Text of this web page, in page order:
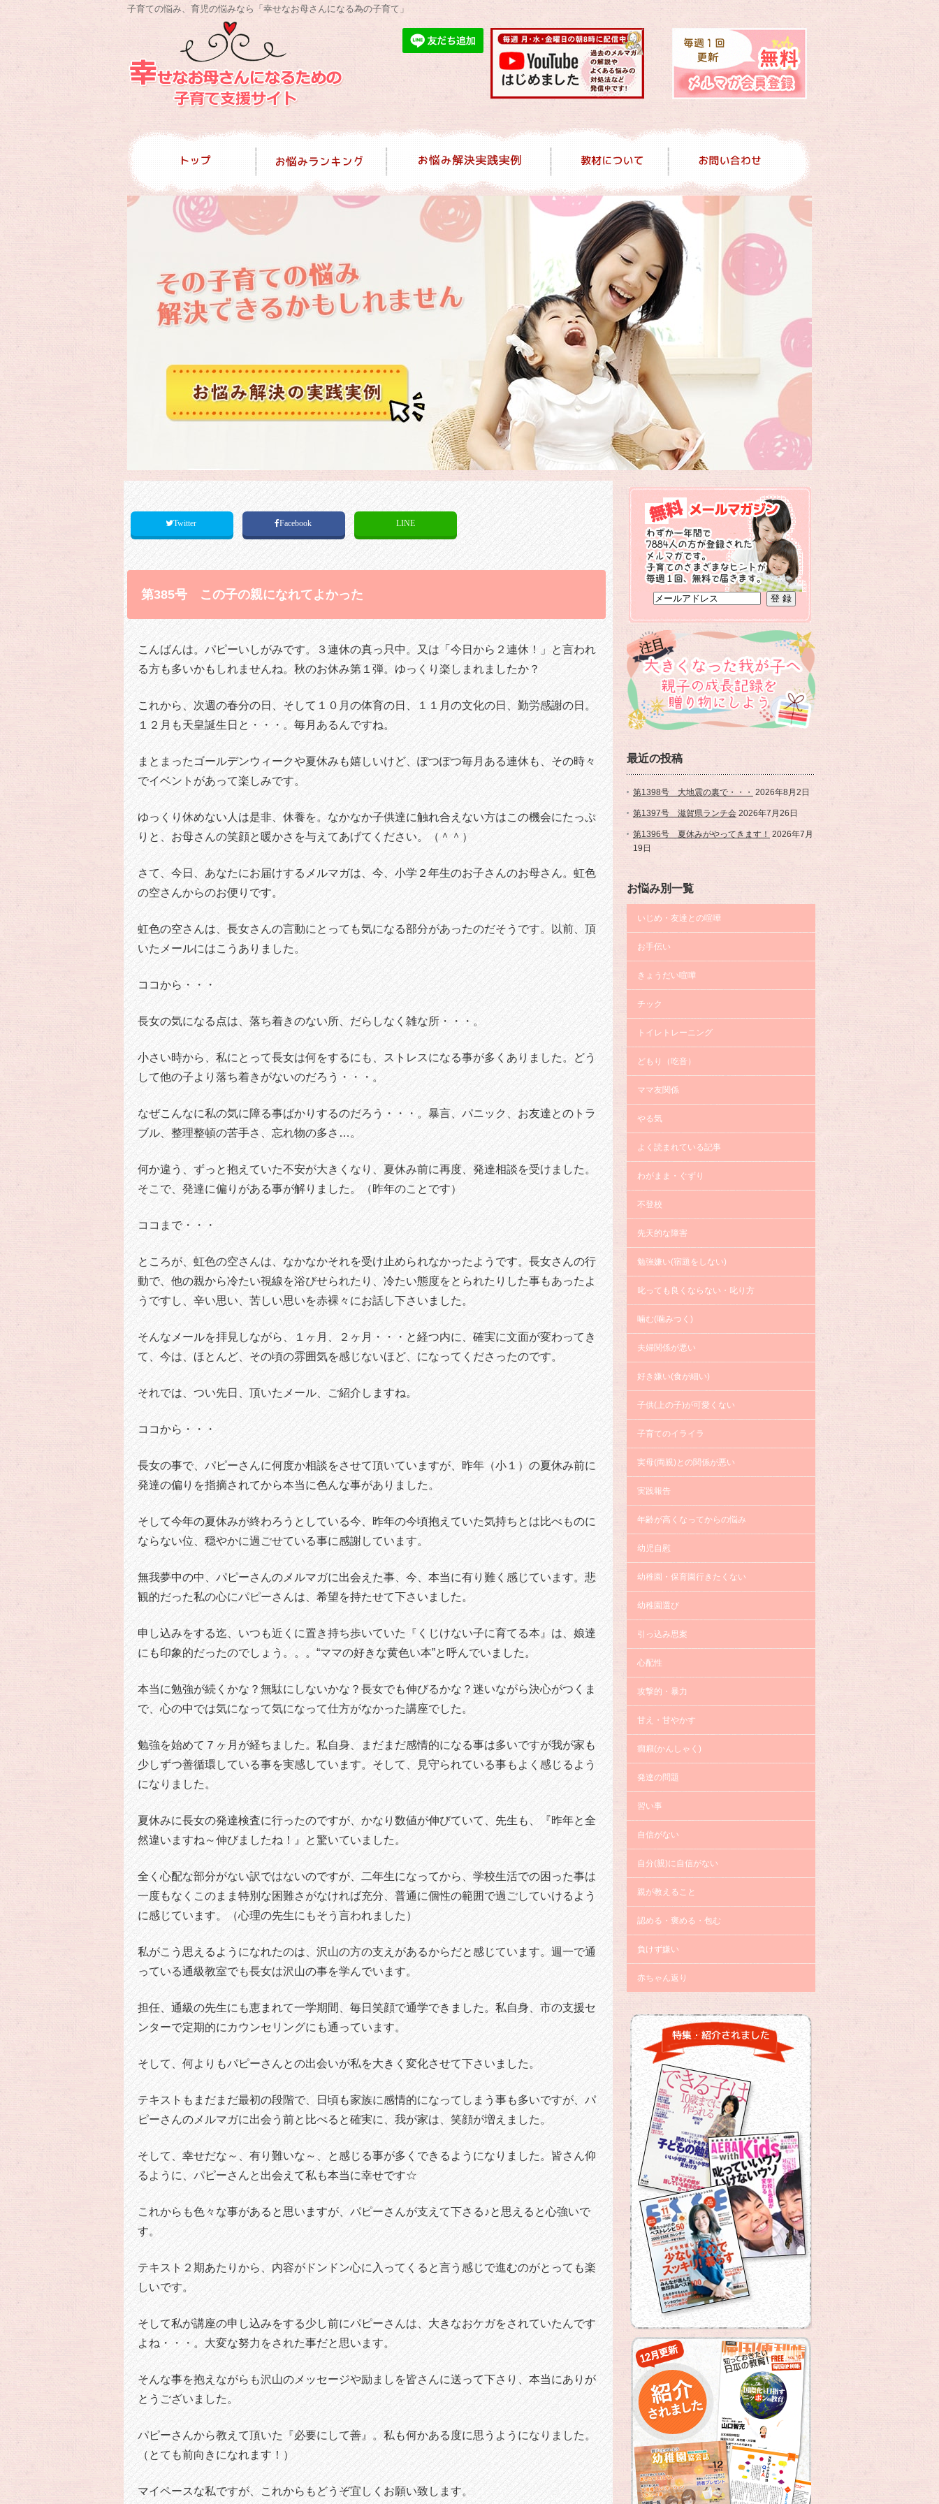
子育ての悩み、育児の悩みなら「幸せなお母さんになる為の子育て」
Twitter Facebook LINE
第385号 この子の親になれてよかった
こんばんは。パピーいしがみです。３連休の真っ只中。又は「今日から２連休！」と言われ
る方も多いかもしれませんね。秋のお休み第１弾。ゆっくり楽しまれましたか？
これから、次週の春分の日、そして１０月の体育の日、１１月の文化の日、勤労感謝の日。
１２月も天皇誕生日と・・・。毎月あるんですね。
まとまったゴールデンウィークや夏休みも嬉しいけど、ぽつぽつ毎月ある連休も、その時々
でイベントがあって楽しみです。
ゆっくり休めない人は是非、休養を。なかなか子供達に触れ合えない方はこの機会にたっぷ
りと、お母さんの笑顔と暖かさを与えてあげてください。（＾＾）
さて、今日、あなたにお届けするメルマガは、今、小学２年生のお子さんのお母さん。虹色
の空さんからのお便りです。
虹色の空さんは、長女さんの言動にとっても気になる部分があったのだそうです。以前、頂
いたメールにはこうありました。
ココから・・・
長女の気になる点は、落ち着きのない所、だらしなく雑な所・・・。
小さい時から、私にとって長女は何をするにも、ストレスになる事が多くありました。どう
して他の子より落ち着きがないのだろう・・・。
なぜこんなに私の気に障る事ばかりするのだろう・・・。暴言、パニック、お友達とのトラ
ブル、整理整頓の苦手さ、忘れ物の多さ…。
何か違う、ずっと抱えていた不安が大きくなり、夏休み前に再度、発達相談を受けました。
そこで、発達に偏りがある事が解りました。（昨年のことです）
ココまで・・・
ところが、虹色の空さんは、なかなかそれを受け止められなかったようです。長女さんの行
動で、他の親から冷たい視線を浴びせられたり、冷たい態度をとられたりした事もあったよ
うですし、辛い思い、苦しい思いを赤裸々にお話し下さいました。
そんなメールを拝見しながら、１ヶ月、２ヶ月・・・と経つ内に、確実に文面が変わってき
て、今は、ほとんど、その頃の雰囲気を感じないほど、になってくださったのです。
それでは、つい先日、頂いたメール、ご紹介しますね。
ココから・・・
長女の事で、パピーさんに何度か相談をさせて頂いていますが、昨年（小１）の夏休み前に
発達の偏りを指摘されてから本当に色んな事がありました。
そして今年の夏休みが終わろうとしている今、昨年の今頃抱えていた気持ちとは比べものに
ならない位、穏やかに過ごせている事に感謝しています。
無我夢中の中、パピーさんのメルマガに出会えた事、今、本当に有り難く感じています。悲
観的だった私の心にパピーさんは、希望を持たせて下さいました。
申し込みをする迄、いつも近くに置き持ち歩いていた『くじけない子に育てる本』は、娘達
にも印象的だったのでしょう。。。“ママの好きな黄色い本”と呼んでいました。
本当に勉強が続くかな？無駄にしないかな？長女でも伸びるかな？迷いながら決心がつくま
で、心の中では気になって気になって仕方がなかった講座でした。
勉強を始めて７ヶ月が経ちました。私自身、まだまだ感情的になる事は多いですが我が家も
少しずつ善循環している事を実感しています。そして、見守られている事もよく感じるよう
になりました。
夏休みに長女の発達検査に行ったのですが、かなり数値が伸びていて、先生も、『昨年と全
然違いますね～伸びましたね！』と驚いていました。
全く心配な部分がない訳ではないのですが、二年生になってから、学校生活での困った事は
一度もなくこのまま特別な困難さがなければ充分、普通に個性の範囲で過ごしていけるよう
に感じています。（心理の先生にもそう言われました）
私がこう思えるようになれたのは、沢山の方の支えがあるからだと感じています。週一で通
っている通級教室でも長女は沢山の事を学んでいます。
担任、通級の先生にも恵まれて一学期間、毎日笑顔で通学できました。私自身、市の支援セ
ンターで定期的にカウンセリングにも通っています。
そして、何よりもパピーさんとの出会いが私を大きく変化させて下さいました。
テキストもまだまだ最初の段階で、日頃も家族に感情的になってしまう事も多いですが、パ
ピーさんのメルマガに出会う前と比べると確実に、我が家は、笑顔が増えました。
そして、幸せだな～、有り難いな～、と感じる事が多くできるようになりました。皆さん仰
るように、パピーさんと出会えて私も本当に幸せです☆
これからも色々な事があると思いますが、パピーさんが支えて下さる♪と思えると心強いで
す。
テキスト２期あたりから、内容がドンドン心に入ってくると言う感じで進むのがとっても楽
しいです。
そして私が講座の申し込みをする少し前にパピーさんは、大きなおケガをされていたんです
よね・・・。大変な努力をされた事だと思います。
そんな事を抱えながらも沢山のメッセージや励ましを皆さんに送って下さり、本当にありが
とうございました。
パピーさんから教えて頂いた『必要にして善』。私も何かある度に思うようになりました。
（とても前向きになれます！）
マイペースな私ですが、これからもどうぞ宜しくお願い致します。
最近の投稿
第1398号 大地震の裏で・・・ 2026年8月2日
第1397号 滋賀県ランチ会 2026年7月26日
第1396号 夏休みがやってきます！ 2026年7月
19日
お悩み別一覧
いじめ・友達との喧嘩
お手伝い
きょうだい喧嘩
チック
トイレトレーニング
どもり（吃音）
ママ友関係
やる気
よく読まれている記事
わがまま・ぐずり
不登校
先天的な障害
勉強嫌い(宿題をしない)
叱っても良くならない・叱り方
噛む(噛みつく)
夫婦関係が悪い
好き嫌い(食が細い)
子供(上の子)が可愛くない
子育てのイライラ
実母(両親)との関係が悪い
実践報告
年齢が高くなってからの悩み
幼児自慰
幼稚園・保育園行きたくない
幼稚園選び
引っ込み思案
心配性
攻撃的・暴力
甘え・甘やかす
癇癪(かんしゃく)
発達の問題
習い事
自信がない
自分(親)に自信がない
親が教えること
認める・褒める・包む
負けず嫌い
赤ちゃん返り